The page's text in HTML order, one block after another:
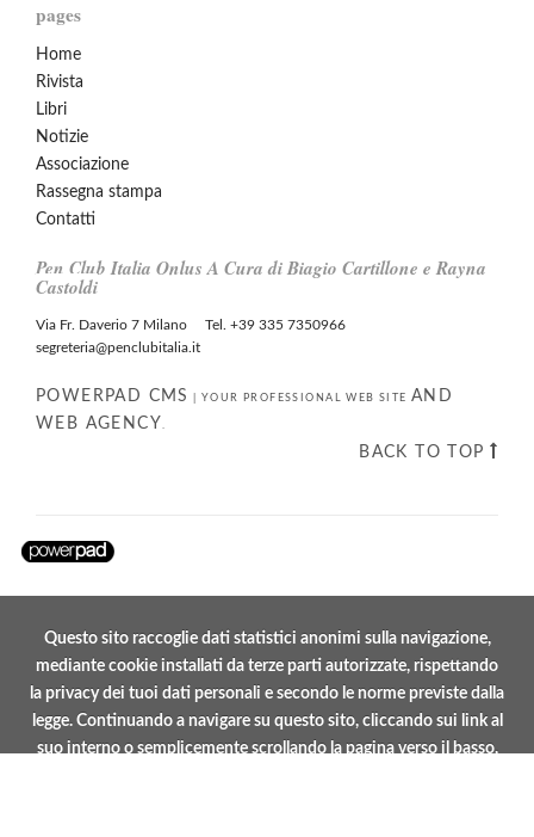
pages
Home
Rivista
Libri
Notizie
Associazione
Rassegna stampa
Contatti
Pen Club Italia Onlus A Cura di Biagio Cartillone e Rayna
Castoldi
Via Fr. Daverio 7 Milano Tel. +39 335 7350966
segreteria@penclubitalia.it
POWERPAD CMS |YOUR PROFESSIONAL WEB SITE AND
WEB AGENCY.
BACK TO TOP
Questo sito raccoglie dati statistici anonimi sulla navigazione,
mediante cookie installati da terze parti autorizzate, rispettando
la privacy dei tuoi dati personali e secondo le norme previste dalla
legge. Continuando a navigare su questo sito, cliccando sui link al
suo interno o semplicemente scrollando la pagina verso il basso,